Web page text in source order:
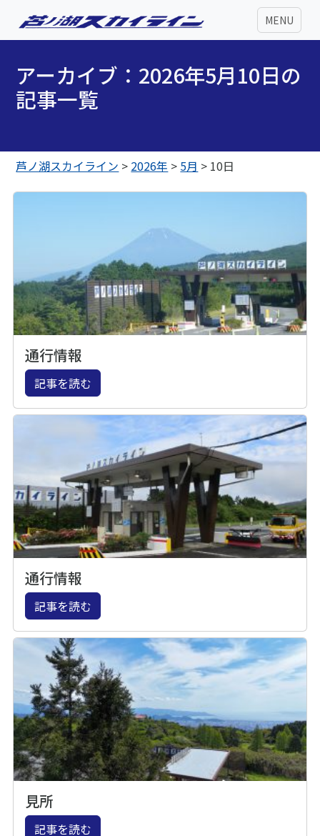
MENU
アーカイブ：2026年5月10日の
記事一覧
芦ノ湖スカイライン > 2026年 > 5月 > 10日
通行情報
記事を読む
通行情報
記事を読む
見所
記事を読む